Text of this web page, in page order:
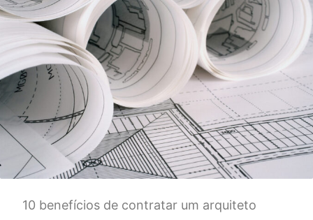
10 benefícios de contratar um arquiteto